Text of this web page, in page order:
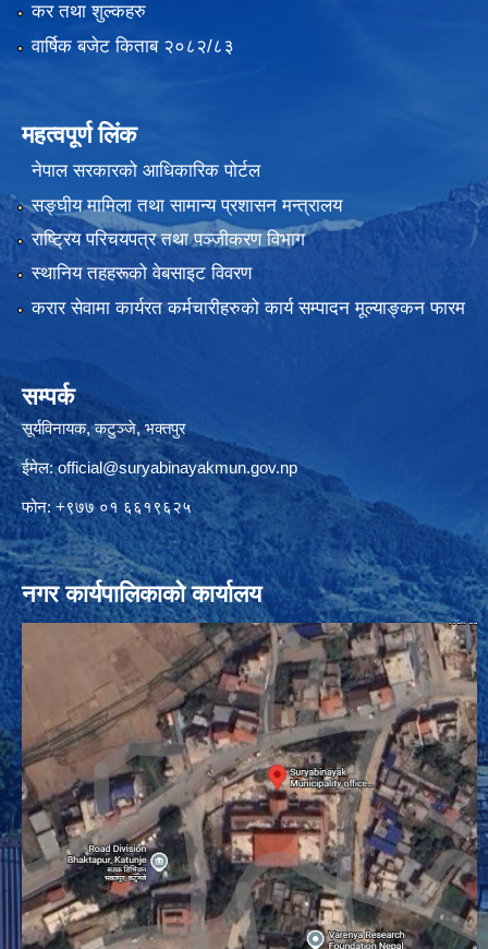
कर तथा शुल्कहरु
वार्षिक बजेट किताब २०८२/८३
महत्वपूर्ण लिंक
नेपाल सरकारको आधिकारिक पोर्टल
सङ्‍घीय मामिला तथा सामान्य प्रशासन मन्त्रालय
राष्ट्रिय परिचयपत्र तथा पञ्जीकरण विभाग
स्थानिय तहहरूको वेबसाइट विवरण
करार सेवामा कार्यरत कर्मचारीहरुको कार्य सम्पादन मूल्याङ्कन फारम
सम्पर्क
सूर्यविनायक, कटुञ्जे, भक्तपुर
ईमेल:official@suryabinayakmun.gov.np
फोन: +९७७ ०१ ६६१९६२५
नगर कार्यपालिकाको कार्यालय